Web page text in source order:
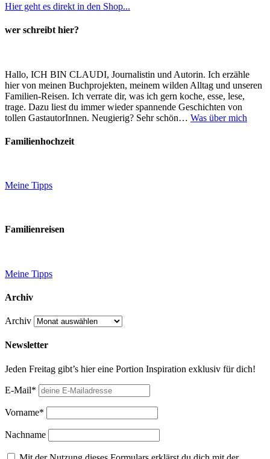
Hier geht es direkt in den Shop...
wer schreibt hier?
Hallo, ICH BIN CLAUDI, Journalistin und Autorin. Ich erzähle
hier von meinen Buchprojekten, meinem wilden Alltag und unseren
Familien-Reisen. Ich verrate dir, was ich gern koche, esse, lese,
trage. Dazu liest du immer wieder spannende Geschichten von
tollen GastautorInnen. Neugierig? Sehr schön… Was über mich
Familienhochzeit
Meine Tipps
Familienreisen
Meine Tipps
Archiv
Archiv
Newsletter
Jeden Freitag gibt’s hier eine Portion Inspiration exklusiv für dich!
E-Mail*
Vorname*
Nachname